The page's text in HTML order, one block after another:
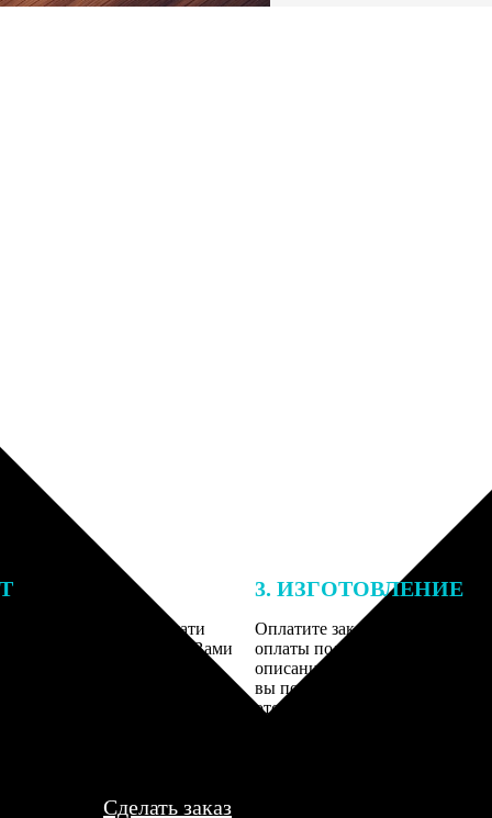
заказа к печати
могут связаться с Вами
3. ИЗГОТОВЛЕНИЕ
Оплатите заказ банковской
оплаты получите
описанием заказа. Когда
вы получите письмо с трек-
отслеживания.
Сделать заказ